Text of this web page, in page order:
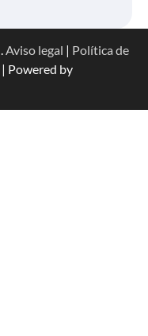
.Aviso legal | Política de
| Powered by